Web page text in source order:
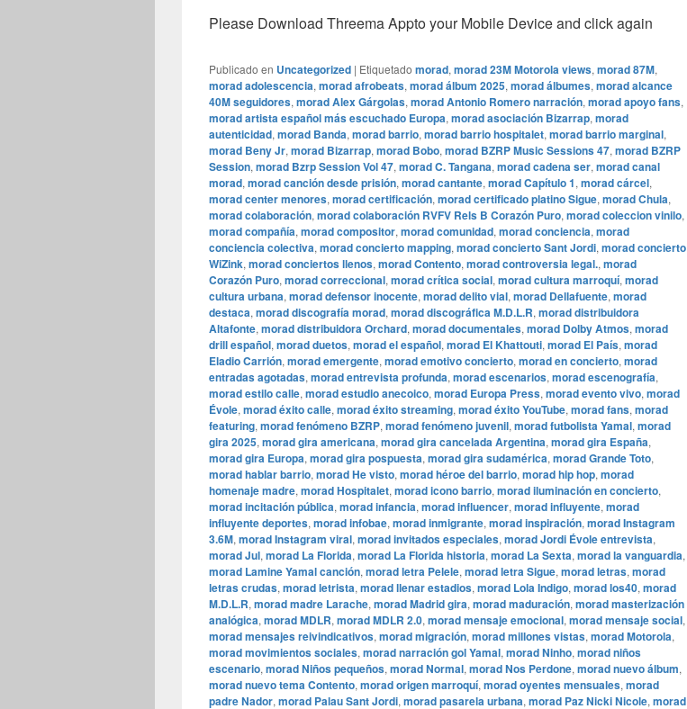
Please Download Threema Appto your Mobile Device and click again
Publicado en Uncategorized | Etiquetado morad, morad 23M Motorola views, morad 87M,
morad adolescencia, morad afrobeats, morad álbum 2025, morad álbumes, morad alcance
40M seguidores, morad Alex Gárgolas, morad Antonio Romero narración, morad apoyo fans,
morad artista español más escuchado Europa, morad asociación Bizarrap, morad
autenticidad, morad Banda, morad barrio, morad barrio hospitalet, morad barrio marginal,
morad Beny Jr, morad Bizarrap, morad Bobo, morad BZRP Music Sessions 47, morad BZRP
Session, morad Bzrp Session Vol 47, morad C. Tangana, morad cadena ser, morad canal
morad, morad canción desde prisión, morad cantante, morad Capítulo 1, morad cárcel,
morad center menores, morad certificación, morad certificado platino Sigue, morad Chula,
morad colaboración, morad colaboración RVFV Rels B Corazón Puro, morad coleccion vinilo,
morad compañía, morad compositor, morad comunidad, morad conciencia, morad
conciencia colectiva, morad concierto mapping, morad concierto Sant Jordi, morad concierto
WiZink, morad conciertos llenos, morad Contento, morad controversia legal., morad
Corazón Puro, morad correccional, morad crítica social, morad cultura marroquí, morad
cultura urbana, morad defensor inocente, morad delito vial, morad Dellafuente, morad
destaca, morad discografía morad, morad discográfica M.D.L.R, morad distribuidora
Altafonte, morad distribuidora Orchard, morad documentales, morad Dolby Atmos, morad
drill español, morad duetos, morad el español, morad El Khattouti, morad El País, morad
Eladio Carrión, morad emergente, morad emotivo concierto, morad en concierto, morad
entradas agotadas, morad entrevista profunda, morad escenarios, morad escenografía,
morad estilo calle, morad estudio anecoico, morad Europa Press, morad evento vivo, morad
Évole, morad éxito calle, morad éxito streaming, morad éxito YouTube, morad fans, morad
featuring, morad fenómeno BZRP, morad fenómeno juvenil, morad futbolista Yamal, morad
gira 2025, morad gira americana, morad gira cancelada Argentina, morad gira España,
morad gira Europa, morad gira pospuesta, morad gira sudamérica, morad Grande Toto,
morad hablar barrio, morad He visto, morad héroe del barrio, morad hip hop, morad
homenaje madre, morad Hospitalet, morad icono barrio, morad iluminación en concierto,
morad incitación pública, morad infancia, morad influencer, morad influyente, morad
influyente deportes, morad infobae, morad inmigrante, morad inspiración, morad Instagram
3.6M, morad Instagram viral, morad invitados especiales, morad Jordi Évole entrevista,
morad Jul, morad La Florida, morad La Florida historia, morad La Sexta, morad la vanguardia,
morad Lamine Yamal canción, morad letra Pelele, morad letra Sigue, morad letras, morad
letras crudas, morad letrista, morad llenar estadios, morad Lola Indigo, morad los40, morad
M.D.L.R, morad madre Larache, morad Madrid gira, morad maduración, morad masterización
analógica, morad MDLR, morad MDLR 2.0, morad mensaje emocional, morad mensaje social,
morad mensajes reivindicativos, morad migración, morad millones vistas, morad Motorola,
morad movimientos sociales, morad narración gol Yamal, morad Ninho, morad niños
escenario, morad Niños pequeños, morad Normal, morad Nos Perdone, morad nuevo álbum,
morad nuevo tema Contento, morad origen marroquí, morad oyentes mensuales, morad
padre Nador, morad Palau Sant Jordi, morad pasarela urbana, morad Paz Nicki Nicole, morad